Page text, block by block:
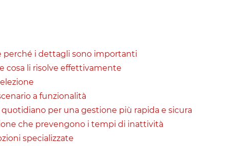
perché i dettagli sono importanti
cosa li risolve effettivamente
a funzionalità
per una gestione più rapida e sicura
che prevengono i tempi di inattività
specializzate